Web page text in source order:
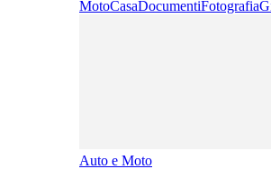
MotoCasaDocumentiFotografia
Auto e Moto